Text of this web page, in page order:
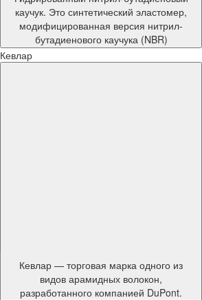
каучук. Это синтетический эластомер,
модифицированная версия нитрил-
бутадиенового каучука (NBR)
Кевлар
Кевлар — торговая марка одного из
видов арамидных волокон,
разработанного компанией DuPont.